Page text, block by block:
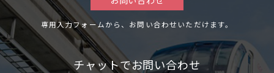
専用入力フォームから、お問い合わせいただけます。
チャットでお問い合わせ